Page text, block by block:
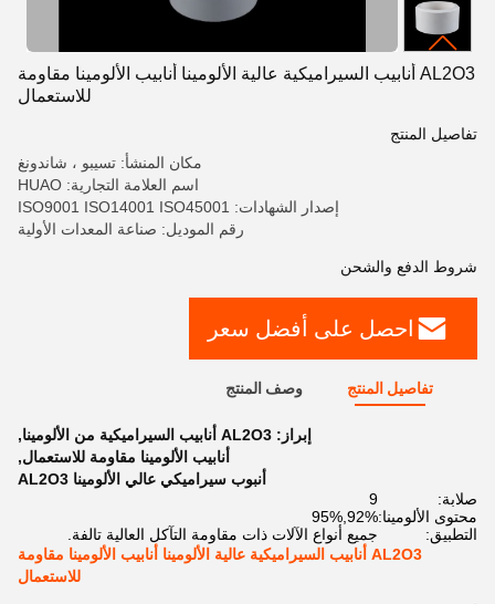
AL2O3 أنابيب السيراميكية عالية الألومينا أنابيب الألومينا مقاومة
للاستعمال
تفاصيل المنتج
مكان المنشأ: تسيبو ، شاندونغ
اسم العلامة التجارية: HUAO
إصدار الشهادات: ISO9001 ISO14001 ISO45001
رقم الموديل: صناعة المعدات الأولية
شروط الدفع والشحن
احصل على أفضل سعر
تفاصيل المنتج وصف المنتج
إبراز: AL2O3 أنابيب السيراميكية من الألومينا
,
أنابيب الألومينا مقاومة للاستعمال,
أنبوب سيراميكي عالي الألومينا AL2O3
صلابة:
9
محتوى الألومينا:92%,95%
التطبيق:
جميع أنواع الآلات ذات مقاومة التآكل العالية تالفة.
AL2O3 أنابيب السيراميكية عالية الألومينا أنابيب الألومينا مقاومة
للاستعمال